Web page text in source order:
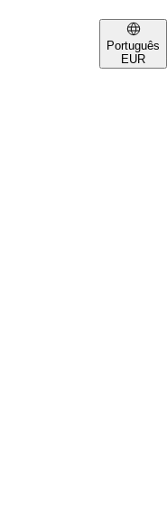
Português
EUR